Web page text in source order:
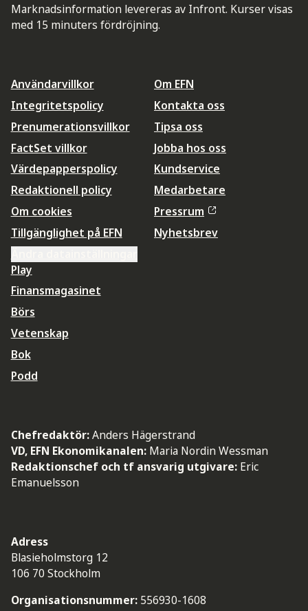
Marknadsinformation levereras av Infront. Kurser visas
med 15 minuters fördröjning.
Användarvillkor
Integritetspolicy
Prenumerationsvillkor
FactSet villkor
Värdepapperspolicy
Redaktionell policy
Om cookies
Tillgänglighet på EFN
Om EFN
Kontakta oss
Tipsa oss
Jobba hos oss
Kundservice
Medarbetare
Pressrum
Nyhetsbrev
Play
Finansmagasinet
Börs
Vetenskap
Bok
Podd
Chefredaktör:Anders Hägerstrand
VD, EFN Ekonomikanalen: Maria Nordin Wessman
Redaktionschef och tf ansvarig utgivare: Eric
Emanuelsson
Adress
Blasieholmstorg 12
106 70 Stockholm
Organisationsnummer: 556930-1608